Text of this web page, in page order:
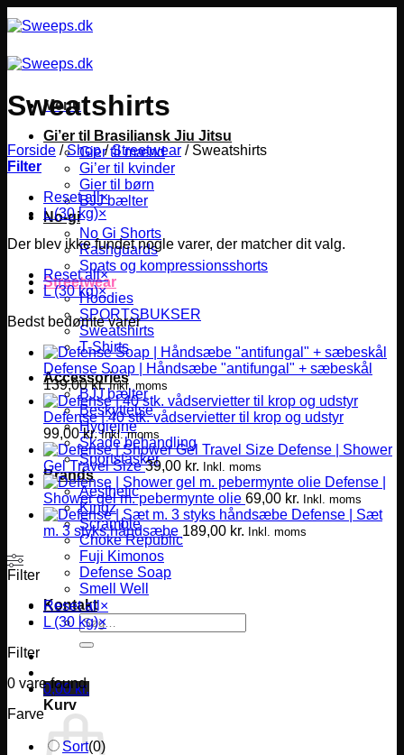
til
Menu
Gi’er til Brasiliansk Jiu Jitsu
Gier til mænd
Gi’er til kvinder
Gier til børn
BJJ bælter
No-gi
No Gi Shorts
Rashguards
Spats og kompressionsshorts
Streetwear
Hoodies
SPORTSBUKSER
Sweatshirts
T-Shirts
Accessories
BJJ bælter
Beskyttelse
Hygiejne
Skade behandling
Sportstasker
Brands
Aesthetic
Kingz
Scramble
Choke Republic
Fuji Kimonos
Defense Soap
Smell Well
Kontakt
Søg
efter:
0,00 kr.
Kurv
Sweatshirts
Forside / Shop / Streetwear /Sweatshirts
Filter
Reset all×
L (30 kg)×
Der blev ikke fundet nogle varer, der matcher dit valg.
Reset all×
L (30 kg)×
Bedst bedømte varer
Defense Soap | Håndsæbe "antifungal" + sæbeskål
139,00kr. Inkl. moms
Defense | 40 stk. vådservietter til krop og udstyr
99,00kr. Inkl. moms
Defense | Shower
Gel Travel Size 39,00 kr. Inkl. moms
Defense |
Shower gel m. pebermynte olie 69,00 kr. Inkl. moms
Defense | Sæt
m. 3 styks håndsæbe 189,00 kr. Inkl. moms
Filter
Reset all ×
L (30 kg)×
Filter
0 vare found
Farve
Sort(0)